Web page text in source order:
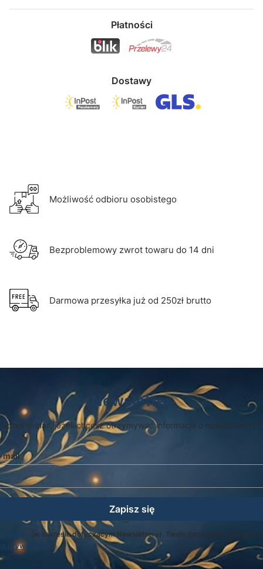
Płatności
Dostawy
Możliwość odbioru osobistego
Bezproblemowy zwrot towaru do 14 dni
Darmowa przesyłka już od 250zł brutto
Newsletter
adres e-mail, jeżeli chcesz otrzymywać informacje o nowościach i
mail
Zapisz się
(w zakresie dotyczącym Newslettera). Twoje dane będą
prywatności .